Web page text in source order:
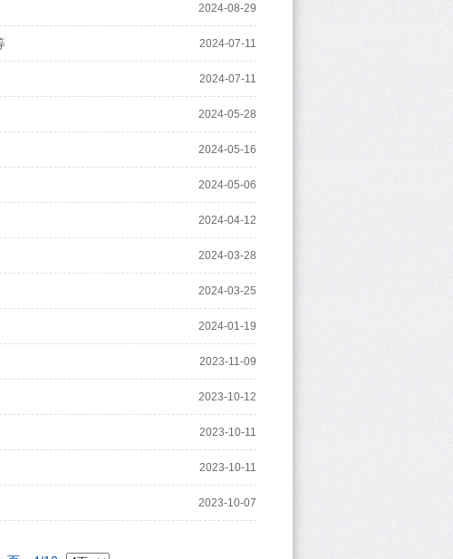
2024-08-29
2024-07-11
2024-07-11
2024-05-28
2024-05-16
2024-05-06
2024-04-12
2024-03-28
2024-03-25
2024-01-19
2023-11-09
2023-10-12
2023-10-11
2023-10-11
2023-10-07